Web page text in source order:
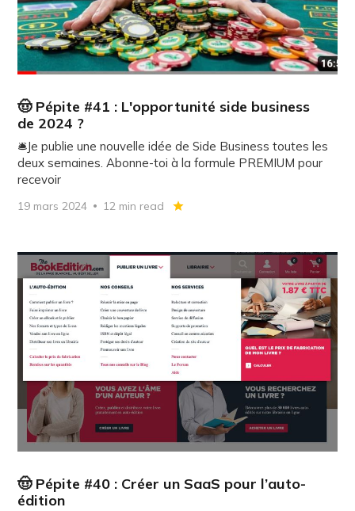
🤠 Pépite #41 : L'opportunité side business
de 2024 ?
🛎️Je publie une nouvelle idée de Side Business toutes les
deux semaines. Abonne-toi à la formule PREMIUM pour
recevoir
19 mars 2024 12 min read
🤠 Pépite #40 : Créer un SaaS pour l’auto-
édition